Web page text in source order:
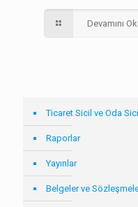
Devamını
Ticaret Sicil ve Oda
Raporlar
Yayınlar
Belgeler ve